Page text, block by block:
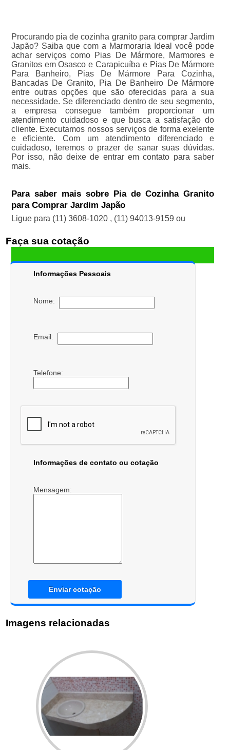
Procurando pia de cozinha granito para comprar Jardim
Japão? Saiba que com a Marmoraria Ideal você pode
achar serviços como Pias De Mármore, Marmores e
Granitos em Osasco e Carapicuíba e Pias De Mármore
Para Banheiro, Pias De Mármore Para Cozinha,
Bancadas De Granito, Pia De Banheiro De Mármore
entre outras opções que são oferecidas para a sua
necessidade. Se diferenciado dentro de seu segmento,
a empresa consegue também proporcionar um
atendimento cuidadoso e que busca a satisfação do
cliente. Executamos nossos serviços de forma exelente
e eficiente. Com um atendimento diferenciado e
cuidadoso, teremos o prazer de sanar suas dúvidas.
Por isso, não deixe de entrar em contato para saber
mais.
Para saber mais sobre Pia de Cozinha Granito
para Comprar Jardim Japão
Ligue para (11) 3608-1020 , (11) 94013-9159 ou
Faça sua cotação
Informações Pessoais
Nome:
Email:
Telefone:
Informações de contato ou cotação
Mensagem:
Enviar cotação
Imagens relacionadas